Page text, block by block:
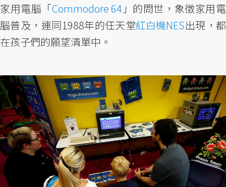
家用電腦「Commodore 64 」的問世，象徵家用電
腦普及，連同1988年的任天堂紅白機NES出現，都
在孩子們的願望清單中。